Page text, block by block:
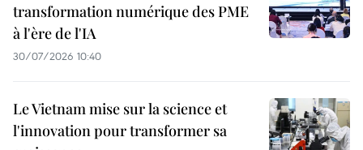
transformation numérique des PME
à l'ère de l'IA
30/07/2026 10:40
Le Vietnam mise sur la science et
l'innovation pour transformer sa